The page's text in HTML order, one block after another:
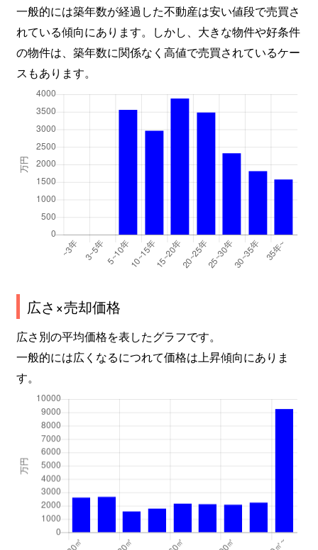
一般的には築年数が経過した不動産は安い値段で売買さ
れている傾向にあります。しかし、大きな物件や好条件
の物件は、築年数に関係なく高値で売買されているケー
スもあります。
広さ×売却価格
広さ別の平均価格を表したグラフです。
一般的には広くなるにつれて価格は上昇傾向にありま
す。